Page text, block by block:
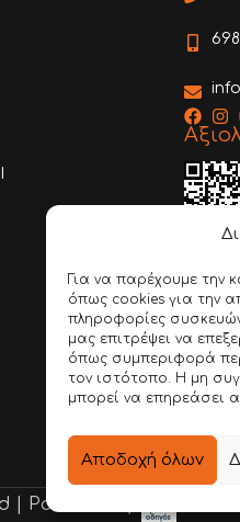
Για να παρέχουμε την
όπως cookies για την
πληροφορίες
μας επιτρέψει να
όπως συμπεριφορά
τον ιστότοπο. Η μη
μπορεί να επηρεάσει
Αποδοχή όλων
| Powered by